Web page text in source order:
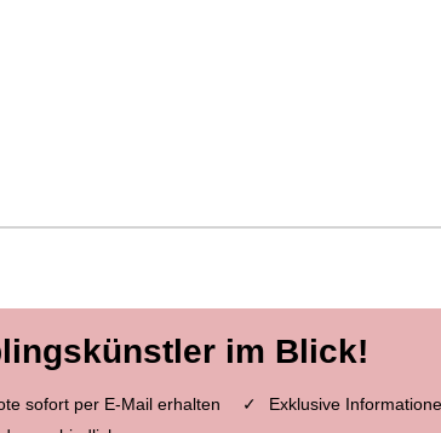
im Blick!
sofort per E-Mail erhalten
Exklusive